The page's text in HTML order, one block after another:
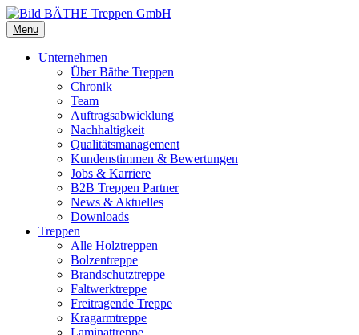
Menu
Unternehmen
Über Bäthe Treppen
Chronik
Team
Auftragsabwicklung
Nachhaltigkeit
Qualitätsmanagement
Kundenstimmen & Bewertungen
Jobs & Karriere
B2B Treppen Partner
News & Aktuelles
Downloads
Treppen
Alle Holztreppen
Bolzentreppe
Brandschutztreppe
Faltwerktreppe
Freitragende Treppe
Kragarmtreppe
Laminattreppe